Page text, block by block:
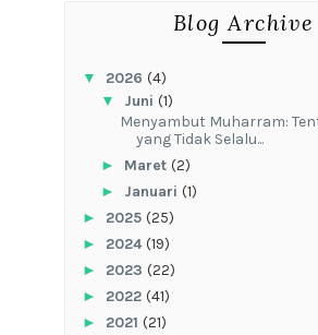
Blog Archive
▼ 2026 (4)
▼ Juni (1)
Menyambut Muharram:
yang Tidak Selalu...
► Maret (2)
► Januari (1)
► 2025 (25)
► 2024(19)
► 2023 (22)
► 2022 (41)
► 2021 (21)